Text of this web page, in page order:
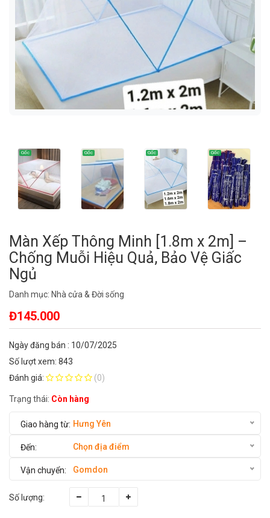
Màn Xếp Thông Minh [1.8m x 2m] –
Chống Muỗi Hiệu Quả, Bảo Vệ Giấc
Ngủ
Danh mục: Nhà cửa & Đời sống
Đ145.000
Ngày đăng bán : 10/07/2025
Số lượt xem: 843
Đánh giá:
(0)
Trạng thái: Còn hàng
Hưng Yên
Chọn địa điểm
Gomdon
Số lượng: